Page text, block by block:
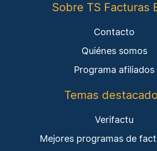
Sobre TS Facturas
Contacto
Quiénes somos
Programa afiliados
Temas
Verifactu
Mejores programas de